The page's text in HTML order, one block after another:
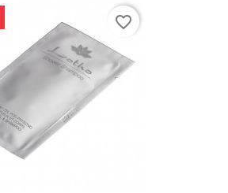
favorite_border